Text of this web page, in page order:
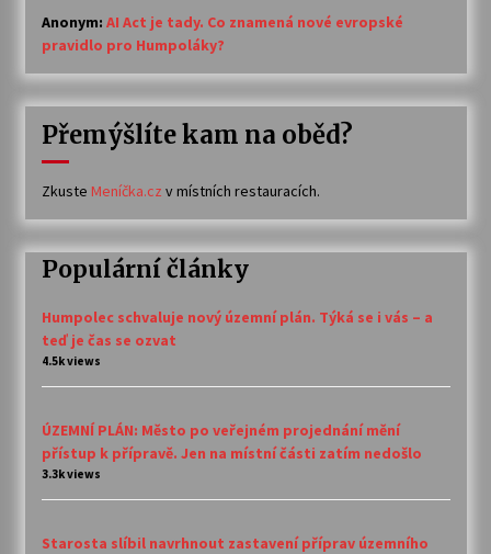
Anonym: AI Act je tady. Co znamená nové evropské
pravidlo pro Humpoláky?
Přemýšlíte kam na oběd?
Zkuste Meníčka.cz v místních restauracích.
Populární články
Humpolec schvaluje nový územní plán. Týká se i vás – a
teď je čas se ozvat
4.5k views
ÚZEMNÍ PLÁN: Město po veřejném projednání mění
přístup k přípravě. Jen na místní části zatím nedošlo
3.3k views
Starosta slíbil navrhnout zastavení příprav územního